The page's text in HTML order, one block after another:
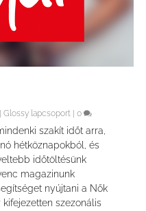
|Glossy lapcsoport |0
szakít időt arra,
hétköznapokból, és
időtöltésünk
magazinunk
nyújtani a Nők
szezonális